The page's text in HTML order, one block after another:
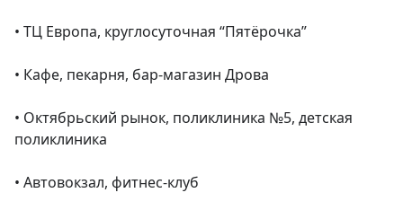
• ТЦ Европа, круглосуточная “Пятёрочка”
• Кафе, пекарня, бар-магазин Дрова
• Октябрьский рынок, поликлиника №5, детская
поликлиника
• Автовокзал, фитнес-клуб